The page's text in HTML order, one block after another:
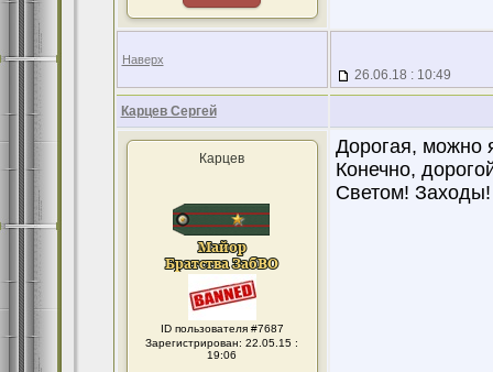
Наверх
26.06.18 : 10:49
Карцев Сергей
Карцев
ID пользователя #7687
Зарегистрирован: 22.05.15 :
19:06
Дорогая, можно
Конечно,
Светом! Заходы!